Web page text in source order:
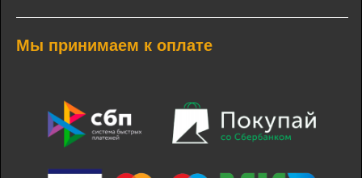
Мы принимаем к оплате